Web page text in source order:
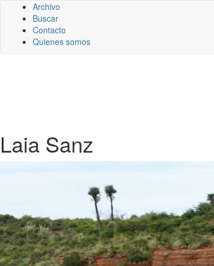
Archivo
Buscar
Contacto
Quienes somos
Laia Sanz